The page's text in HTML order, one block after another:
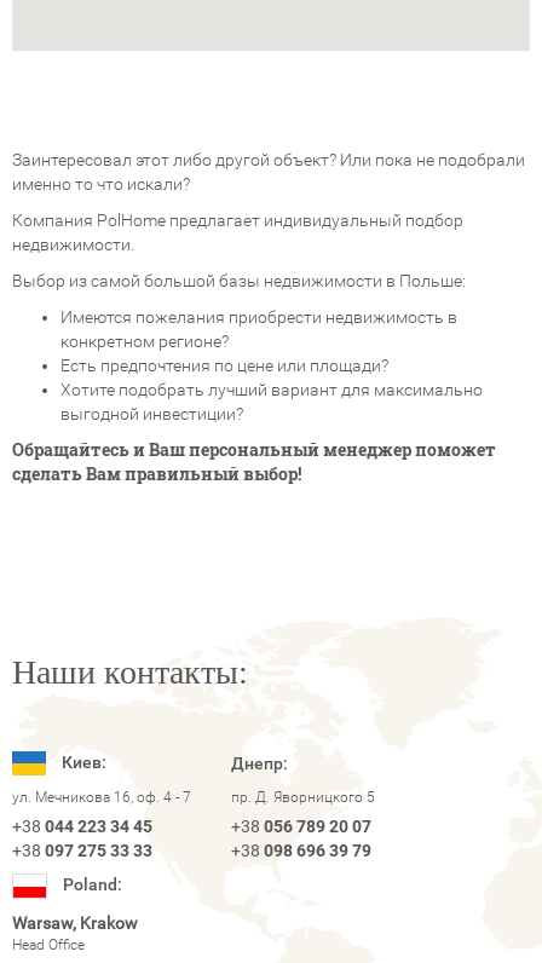
Заинтересовал этот либо другой объект? Или пока не подобрали
именно то что искали?
Компания PolHome предлагает индивидуальный подбор
недвижимости.
Выбор из самой большой базы недвижимости в Польше:
Имеются пожелания приобрести недвижимость в
конкретном регионе?
Есть предпочтения по цене или площади?
Хотите подобрать лучший вариант для максимально
выгодной инвестиции?
Обращайтесь и Ваш персональный менеджер поможет
сделать Вам правильный выбор!
Наши контакты:
Киев:
ул. Мечникова 16, оф. 4 - 7
+38 044 223 34 45
+38 097 275 33 33
Днепр:
пр. Д. Яворницкого 5
+38 056 789 20 07
+38 098 696 39 79
Poland:
Warsaw, Krakow
Head Office